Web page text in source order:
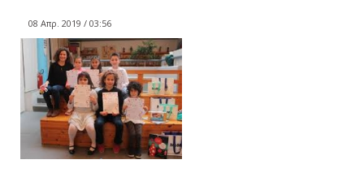
08 Απρ. 2019 / 03:56